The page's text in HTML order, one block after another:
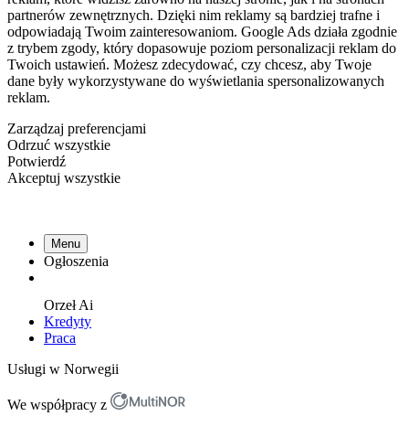
partnerów zewnętrznych. Dzięki nim reklamy są bardziej trafne i
odpowiadają Twoim zainteresowaniom. Google Ads działa zgodnie
z trybem zgody, który dopasowuje poziom personalizacji reklam do
Twoich ustawień. Możesz zdecydować, czy chcesz, aby Twoje
dane były wykorzystywane do wyświetlania spersonalizowanych
reklam.
Zarządzaj preferencjami
Odrzuć wszystkie
Potwierdź
Akceptuj wszystkie
Menu
Ogłoszenia
OrzełAi
Kredyty
Praca
Usługi w Norwegii
We współpracy z